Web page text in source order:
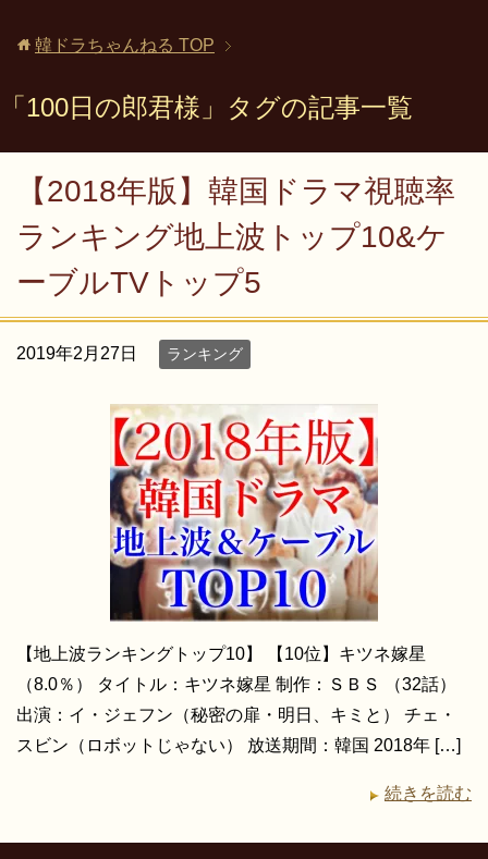
韓ドラちゃんねる TOP
「100日の郎君様」タグの記事一覧
【2018年版】韓国ドラマ視聴率
ランキング地上波トップ10&ケ
ーブルTVトップ5
2019年2月27日 ランキング
【地上波ランキングトップ10】 【10位】キツネ嫁星
（8.0％） タイトル：キツネ嫁星 制作：ＳＢＳ （32話）
出演：イ・ジェフン（秘密の扉・明日、キミと） チェ・
スビン（ロボットじゃない） 放送期間：韓国 2018年 […]
続きを読む